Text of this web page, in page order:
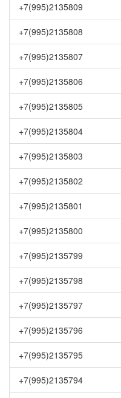
+7(995)2135809
+7(995)2135808
+7(995)2135807
+7(995)2135806
+7(995)2135805
+7(995)2135804
+7(995)2135803
+7(995)2135802
+7(995)2135801
+7(995)2135800
+7(995)2135799
+7(995)2135798
+7(995)2135797
+7(995)2135796
+7(995)2135795
+7(995)2135794